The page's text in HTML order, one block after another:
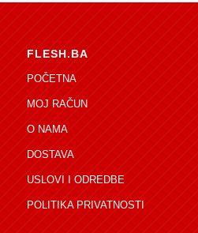
FLESH.BA
POČETNA
MOJ RAČUN
O NAMA
DOSTAVA
USLOVI I ODREDBE
POLITIKA PRIVATNOSTI